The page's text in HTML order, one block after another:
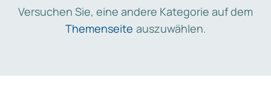
Versuchen Sie, eine andere Kategorie auf dem
Themenseite auszuwählen.